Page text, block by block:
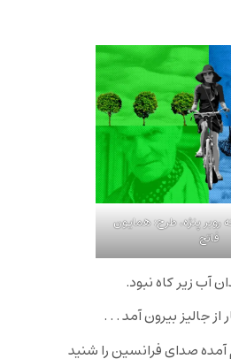
روبر پنژه، طرح: همایون
فاتح
آب زیر کاه نبود.
از جالیز بیرون آمد . . .
آمده صدای فرانسین را شنید